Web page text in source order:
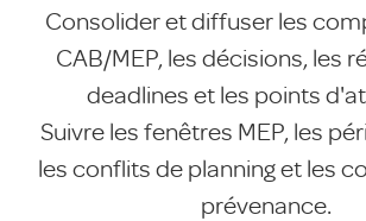
Consolider et diffuser les
CAB/MEP, les décisions, les
deadlines et les points
Suivre les fenêtres MEP, les
les conflits de planning et les
prévenance.